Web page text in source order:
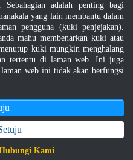
Pekerjaan
|MyGOV
Standard Malaysia
Mozilla Firefox dan Google Chrome
1366 x 768
adalah penting bagi
yang lain membantu dalam
pengguna (kuki penjejakan).
mahu membenarkan kuki atau
kuki mungkin menghalang
tertentu di laman web. Ini juga
laman web ini tidak akan berfungsi
Kami